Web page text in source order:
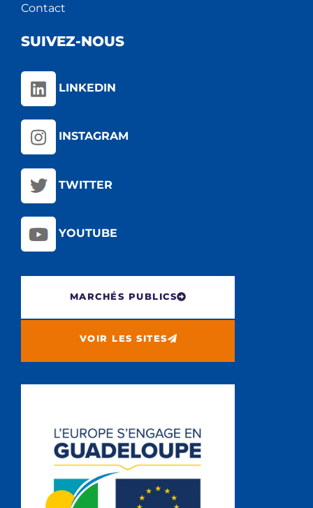
Contact
SUIVEZ-NOUS
LINKEDIN
INSTAGRAM
TWITTER
YOUTUBE
MARCHÉS PUBLICS
VOIR LES SITES